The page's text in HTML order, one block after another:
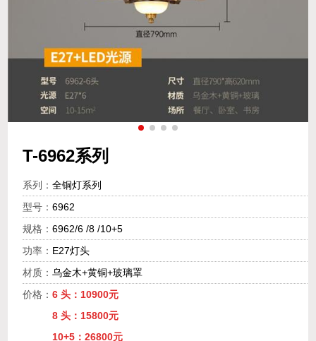
T-6962系列
系列： 全铜灯系列
型号： 6962
规格： 6962/6 /8 /10+5
功率： E27灯头
材质： 乌金木+黄铜+玻璃罩
价格： 6 头：10900元
8 头：15800元
10+5：26800元